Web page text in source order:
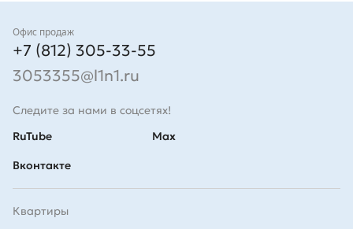
Контакты
Офис продаж
+7 (812) 305-33-55
3053355@l1n1.ru
Следите за нами в соцсетях!
RuTube
Вконтакте
Max
Квартиры